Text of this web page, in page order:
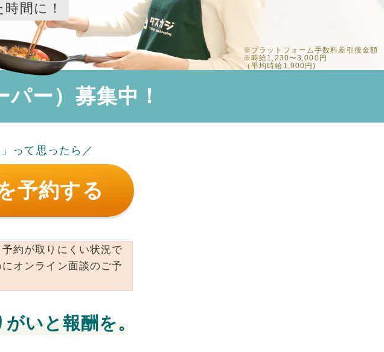
間に！
※プラットフォーム手数料差引後金額
※時給1,230〜3,000円
（平均時給1,900円)
ー）募集中！
って思ったら／
予約する
約が取りにくい状況で
オンライン面談のご予
いと報酬を。